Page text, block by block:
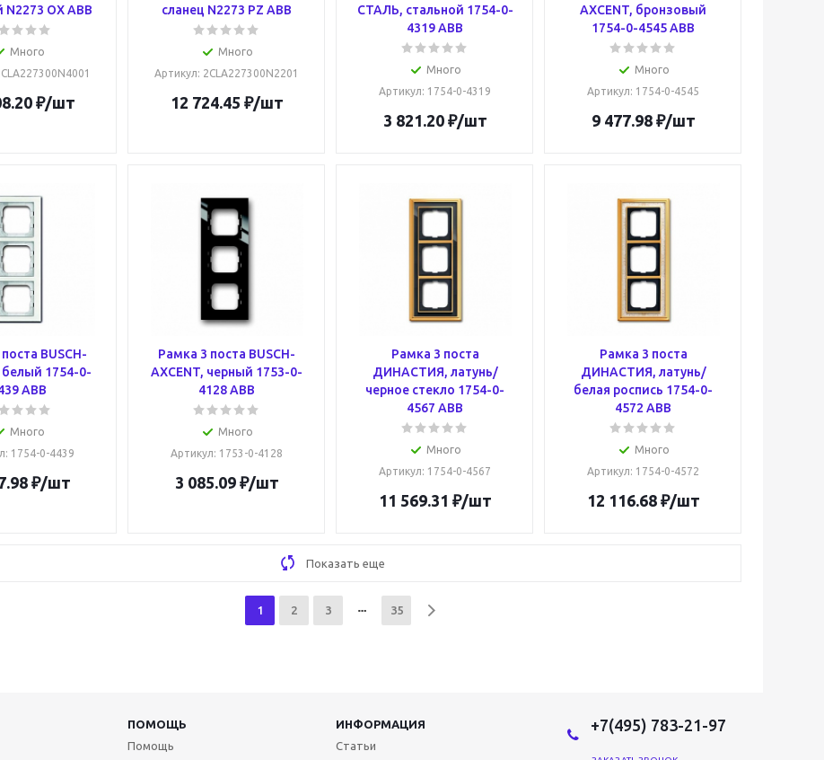
N2273 OX ABB
Много
₽/шт
сланец N2273 PZ ABB
Много
Артикул: 2CLA227300N2201
12 724.45 ₽/шт
СТАЛЬ, стальной 1754-0-
4319 ABB
Много
Артикул: 1754-0-4319
3 821.20₽/шт
AXCENT, бронзовый
1754-0-4545 ABB
Много
Артикул: 1754-0-4545
9 477.98₽/шт
BUSCH-
белый 1754-0-
ABB
Много
: 1754-0-4439
₽/шт
Рамка 3 поста BUSCH-
AXCENT, черный 1753-0-
4128 ABB
Много
Артикул: 1753-0-4128
3 085.09₽/шт
Рамка 3 поста
ДИНАСТИЯ, латунь/
черное стекло 1754-0-
4567 ABB
Много
Артикул: 1754-0-4567
11 569.31 ₽/шт
Рамка 3 поста
ДИНАСТИЯ, латунь/
белая роспись 1754-0-
4572 ABB
Много
Артикул: 1754-0-4572
12 116.68₽/шт
Показать еще
1 2 3 35
ПОМОЩЬ
ИНФОРМАЦИЯ
Помощь Статьи
+7(495) 783-21-97